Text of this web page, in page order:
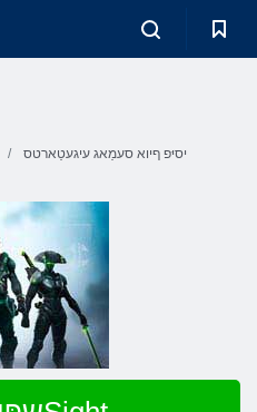
יסיּפ ףיוא סעמַאג עיגעטַארטס